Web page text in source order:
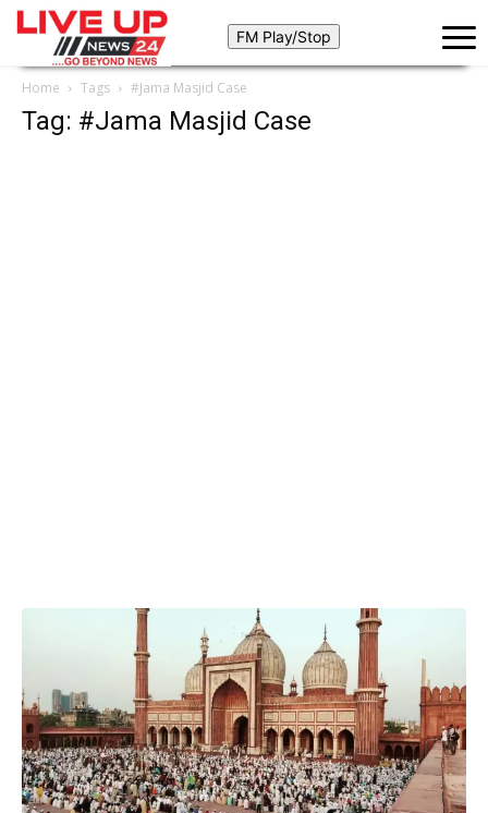
Home Tags #Jama Masjid Case
Tag: #Jama Masjid Case